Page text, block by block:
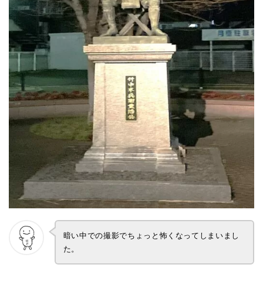
暗い中での撮影でちょっと怖くなってしまいまし
た。